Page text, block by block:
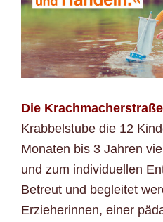
Die
Krabbelstube die 12
Monaten bis 3 Jahren
und zum individuellen
Betreut und begleitet
Erzieherinnen, einer